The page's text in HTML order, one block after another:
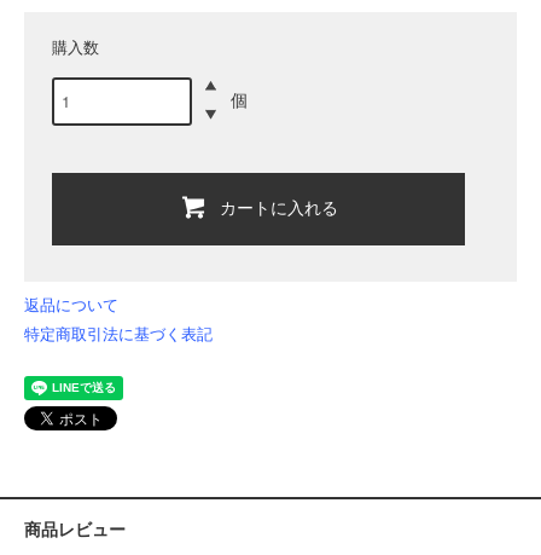
購入数
個
カートに入れる
返品について
特定商取引法に基づく表記
商品レビュー